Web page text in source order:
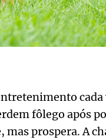
cada
fôlego após
prospera. A